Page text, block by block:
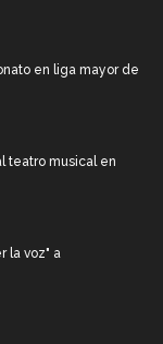
en liga mayor de
teatro musical en
la voz" a